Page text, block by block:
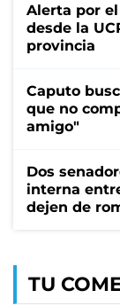
Alerta por
desde la
provincia
Caputo
que no
amigo"
Dos
interna
dejen de
TU